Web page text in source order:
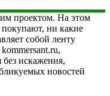
проектом. На этом
покупают, ни какие
собой ленту
искажения,
новостей